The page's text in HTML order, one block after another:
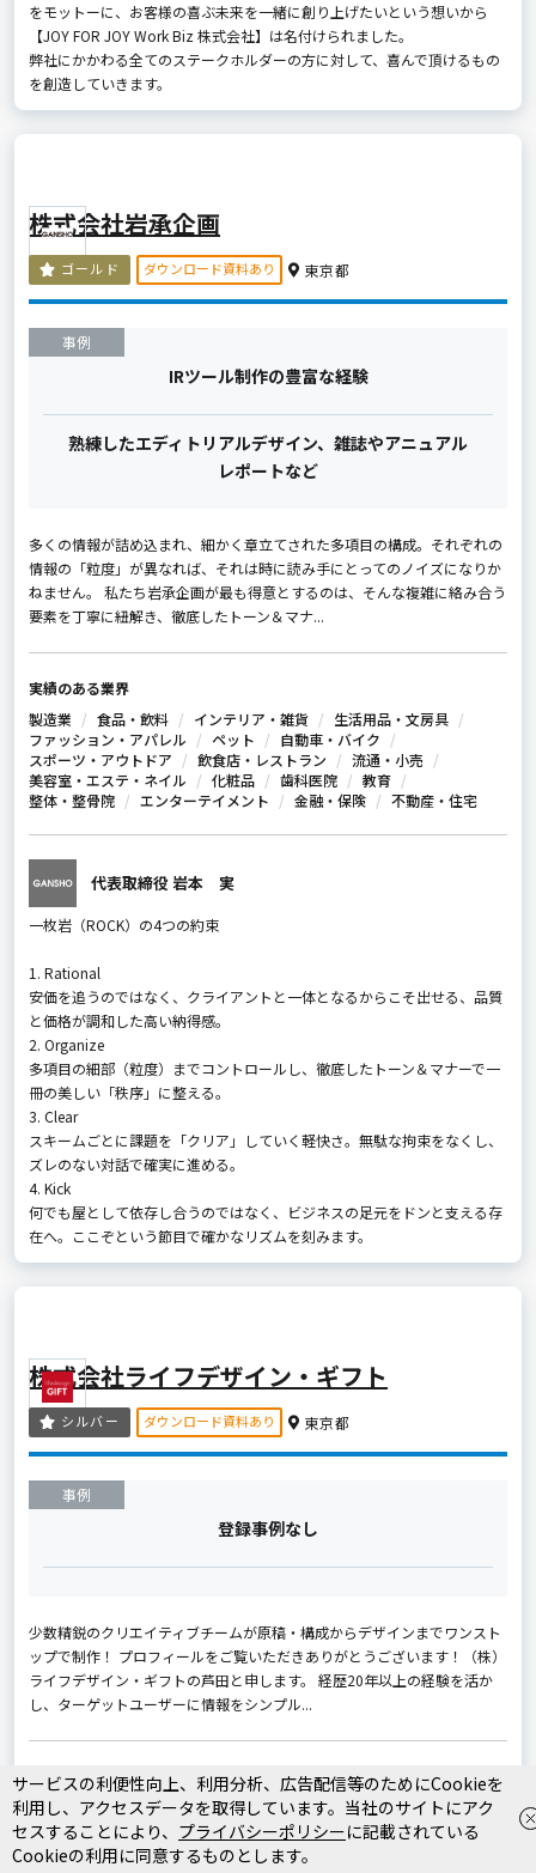
をモットーに、お客様の喜ぶ未来を一緒に創り上げたいという想いから
【JOY FOR JOY Work Biz 株式会社】は名付けられました。
弊社にかかわる全てのステークホルダーの方に対して、喜んで頂けるもの
を創造していきます。
株式会社岩承企画
ゴールド ダウンロード資料あり 東京都
事例
IRツール制作の豊富な経験
熟練したエディトリアルデザイン、雑誌やアニュアル
レポートなど
多くの情報が詰め込まれ、細かく章立てされた多項目の構成。それぞれの
情報の「粒度」が異なれば、それは時に読み手にとってのノイズになりか
ねません。 私たち岩承企画が最も得意とするのは、そんな複雑に絡み合う
要素を丁寧に紐解き、徹底したトーン＆マナ...
実績のある業界
製造業
食品・飲料 インテリア・雑貨
生活用品・文房具
ファッション・アパレル
ペット
自動車・バイク
スポーツ・アウトドア
飲食店・レストラン
流通・小売
美容室・エステ・ネイル
化粧品 歯科医院
教育
整体・整骨院
エンターテイメント 金融・保険 不動産・住宅
代表取締役 岩本 実
一枚岩（ROCK）の4つの約束
1. Rational
安価を追うのではなく、クライアントと一体となるからこそ出せる、品質
と価格が調和した高い納得感。
2. Organize
多項目の細部（粒度）までコントロールし、徹底したトーン＆マナーで一
冊の美しい「秩序」に整える。
3. Clear
スキームごとに課題を「クリア」していく軽快さ。無駄な拘束をなくし、
ズレのない対話で確実に進める。
4. Kick
何でも屋として依存し合うのではなく、ビジネスの足元をドンと支える存
在へ。ここぞという節目で確かなリズムを刻みます。
株式会社ライフデザイン・ギフト
シルバー ダウンロード資料あり 東京都
事例
登録事例なし
少数精鋭のクリエイティブチームが原稿・構成からデザインまでワンスト
ップで制作！ プロフィールをご覧いただきありがとうございます！（株）
ライフデザイン・ギフトの芦田と申します。 経歴20年以上の経験を活か
し、ターゲットユーザーに情報をシンプル...
実績のある業界
製造業
工業・インフラ・物流 食品・飲料
IT・Webサービス
インテリア・雑貨
ベビー・キッズ
生活用品・文房具
ファッション・アパレル
ペット
農園・農業
イベント・キャンペーン
自動車・バイク
サービスの利便性向上、利用分析、広告配信等のためにCookieを
利用し、アクセスデータを取得しています。当社のサイトにアク
セスすることにより、 プライバシーポリシーに記載されている
Cookieの利用に同意するものとします。